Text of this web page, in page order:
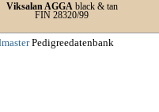
Viksalan AGGAblack & tan
FIN 28320/99
Pedigreedatenbank